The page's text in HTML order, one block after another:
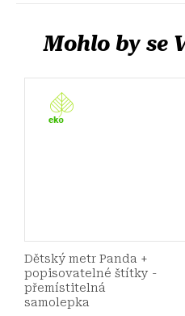
Dětský metr Panda +
popisovatelné štítky -
přemístitelná
samolepka